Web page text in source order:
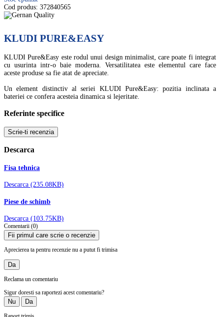
Cod produs: 372840565
KLUDI PURE&EASY
KLUDI Pure&Easy este rodul unui design minimalist, care poate fi integrat
cu usurinta intr-o baie moderna. Versatilitatea este elementul care face
aceste produse sa fie atat de apreciate.
Un element distinctiv al seriei KLUDI Pure&Easy: pozitia inclinata a
bateriei ce confera acesteia dinamica si lejeritate.
Referinte specifice
Scrie-ti recenzia
Descarca
Fisa tehnica
Descarca (235.08KB)
Piese de schimb
Descarca (103.75KB)
Comentarii (0)
Fii primul care scrie o recenzie
Aprecierea ta pentru recenzie nu a putut fi trimisa
Da
Reclama un comentariu
Sigur doresti sa raportezi acest comentariu?
Nu Da